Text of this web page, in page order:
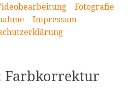
Fotografie
Impressum
Farbkorrektur